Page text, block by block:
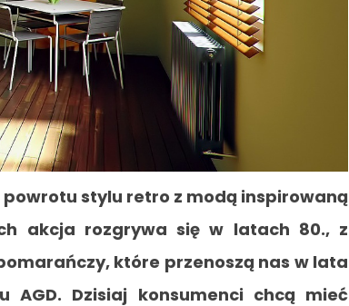
stylu retro z modą inspirowaną
akcja rozgrywa się w latach 80., z
które przenoszą nas w lata
Dzisiaj konsumenci chcą mieć